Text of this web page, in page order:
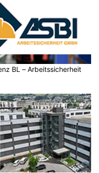
BL – Arbeitssicherheit